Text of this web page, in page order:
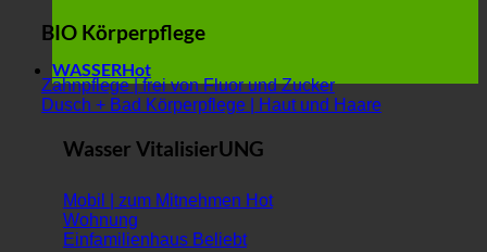
BIO Körperpflege
Zahnpflege | frei von Fluor und Zucker
Dusch + Bad Körperpflege | Haut und Haare
WASSER
Wasser VitalisierUNG
Mobil | zum Mitnehmen
Wohnung
Einfamilienhaus